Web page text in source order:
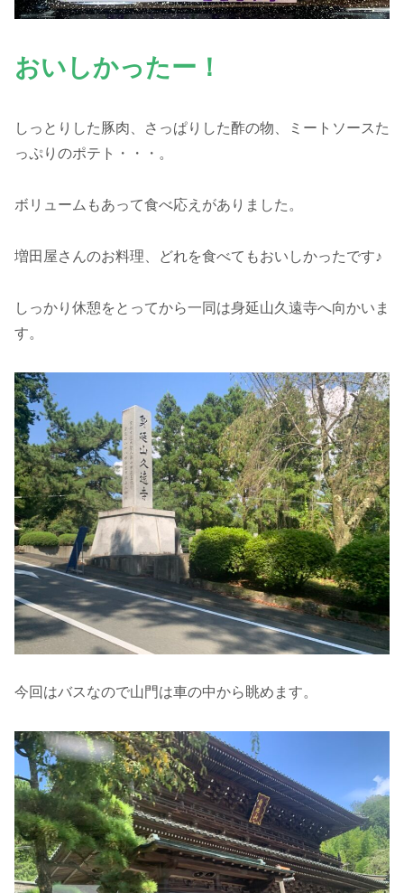
おいしかったー！
しっとりした豚肉、さっぱりした酢の物、ミートソースた
っぷりのポテト・・・。
ボリュームもあって食べ応えがありました。
増田屋さんのお料理、どれを食べてもおいしかったです♪
しっかり休憩をとってから一同は身延山久遠寺へ向かいま
す。
今回はバスなので山門は車の中から眺めます。